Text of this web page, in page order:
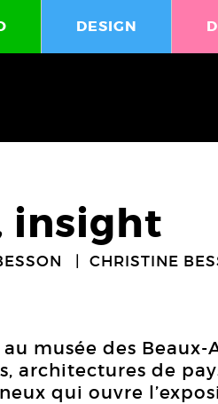
DESIGN
insight
CHRISTINE
musée des Beaux-
architectures de
qui ouvre